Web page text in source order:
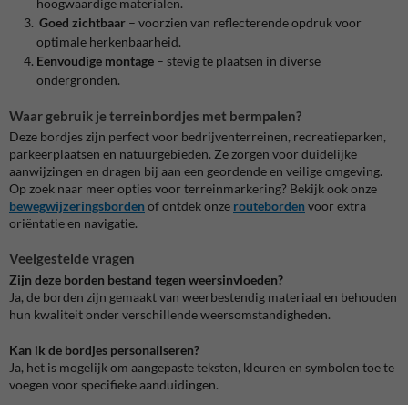
Goed zichtbaar – voorzien van reflecterende opdruk voor
optimale herkenbaarheid.
Eenvoudige montage – stevig te plaatsen in diverse
ondergronden.
Waar gebruik je terreinbordjes met bermpalen?
Deze bordjes zijn perfect voor bedrijventerreinen, recreatieparken,
parkeerplaatsen en natuurgebieden. Ze zorgen voor duidelijke
aanwijzingen en dragen bij aan een geordende en veilige omgeving.
Op zoek naar meer opties voor terreinmarkering? Bekijk ook onze
bewegwijzeringsborden of ontdek onze routeborden voor extra
oriëntatie en navigatie.
Veelgestelde vragen
Zijn deze borden bestand tegen weersinvloeden?
Ja, de borden zijn gemaakt van weerbestendig materiaal en behouden
hun kwaliteit onder verschillende weersomstandigheden.
Kan ik de bordjes personaliseren?
Ja, het is mogelijk om aangepaste teksten, kleuren en symbolen toe te
voegen voor specifieke aanduidingen.